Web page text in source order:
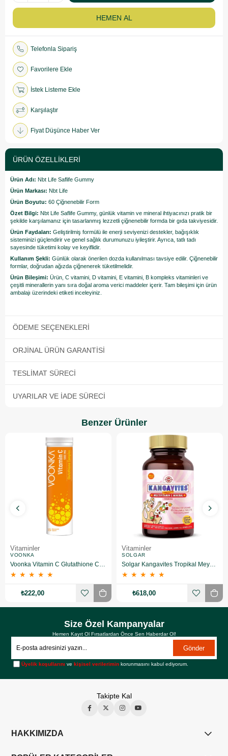
Telefonla Sipariş
Favorilere Ekle
İstek Listeme Ekle
Karşılaştır
Fiyat Düşünce Haber Ver
ÜRÜN ÖZELLIKLERI
Ürün Adı: Nbt Life Saflife Gummy
Ürün Markası: Nbt Life
Ürün Boyutu: 60 Çiğnenebilir Form
Özet Bilgi: Nbt Life Saflife Gummy, günlük vitamin ve mineral ihtiyacınızı pratik bir
şekilde karşılamanız için tasarlanmış lezzetli çiğnenebilir formda bir gıda takviyesidir.
Ürün Faydaları: Geliştirilmiş formülü ile enerji seviyenizi destekler, bağışıklık
sisteminizi güçlendirir ve genel sağlık durumunuzu iyileştirir. Ayrıca, tatlı tadı
sayesinde tüketimi kolay ve keyiflidir.
Kullanım Şekli: Günlük olarak önerilen dozda kullanılması tavsiye edilir. Çiğnenebilir
formlar, doğrudan ağızda çiğnenerek tüketilmelidir.
Ürün Bileşimi: Ürün, C vitamini, D vitamini, E vitamini, B kompleks vitaminleri ve
çeşitli minerallerin yanı sıra doğal aroma verici maddeler içerir. Tam bileşimi için ürün
ambalajı üzerindeki etiketi inceleyiniz.
ÖDEME SEÇENEKLERI
ORJINAL ÜRÜN GARANTISI
TESLIMAT SÜRECI
UYARILAR VE İADE SÜRECI
Benzer Ürünler
Vitaminler
VOONKA
Voonka Vitamin C Glutathione Complex Efervesan 15 Tablet
★ ★ ★ ★ ★
₺222,00
Vitaminler
SOLGAR
Solgar Kangavites Tropikal Meyve Aromalı 60 Tablet
★ ★ ★ ★ ★
₺618,00
Size Özel Kampanyalar
Hemen Kayıt Ol Fırsatlardan Önce Sen Haberdar Ol!
Gönder
Üyelik koşullarını vekişisel verilerimin korunmasını kabul ediyorum.
Takipte Kal
HAKKIMIZDA